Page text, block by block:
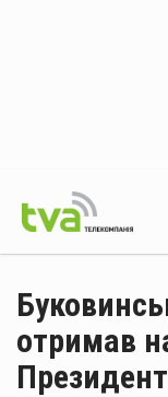
отримав